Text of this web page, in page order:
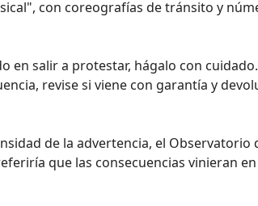
con coreografías de tránsito y
en salir a protestar, hágalo con
revise si viene con garantía y
de la advertencia, el Observatorio
que las consecuencias vinieran